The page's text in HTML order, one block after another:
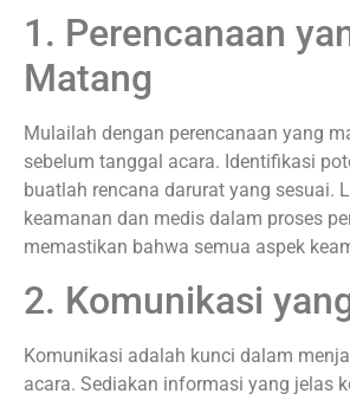
1. Perencanaan
Matang
Mulailah dengan perencanaan yang
sebelum tanggal acara. Identifikasi
buatlah rencana darurat yang sesuai.
keamanan dan medis dalam proses
memastikan bahwa semua aspek
2. Komunikasi
Komunikasi adalah kunci dalam
acara. Sediakan informasi yang jelas